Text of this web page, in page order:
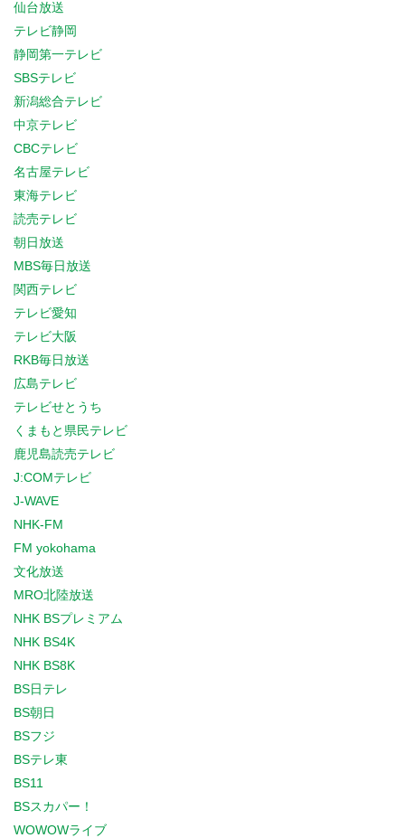
仙台放送
テレビ静岡
静岡第一テレビ
SBSテレビ
新潟総合テレビ
中京テレビ
CBCテレビ
名古屋テレビ
東海テレビ
読売テレビ
朝日放送
MBS毎日放送
関西テレビ
テレビ愛知
テレビ大阪
RKB毎日放送
広島テレビ
テレビせとうち
くまもと県民テレビ
鹿児島読売テレビ
J:COMテレビ
J-WAVE
NHK-FM
FM yokohama
文化放送
MRO北陸放送
NHK BSプレミアム
NHK BS4K
NHK BS8K
BS日テレ
BS朝日
BSフジ
BSテレ東
BS11
BSスカパー！
WOWOWライブ